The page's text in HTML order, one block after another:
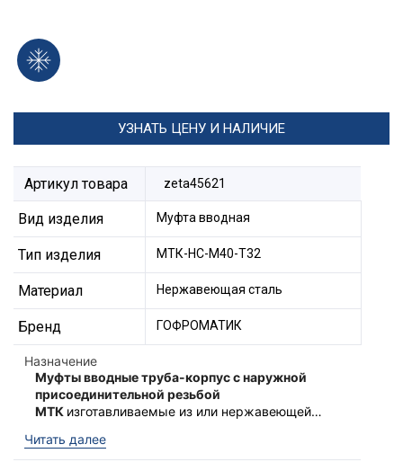
УЗНАТЬ ЦЕНУ И НАЛИЧИЕ
Артикул товара zeta45621
Вид изделия Муфта вводная
Тип изделия МТК-НС-М40-Т32
Материал Нержавеющая сталь
Бренд ГОФРОМАТИК
Назначение
Муфты вводные труба-корпус с наружной
присоединительной резьбой
МТК изготавливаемые из или нержавеющей
металлической трубы в оболочки
электротехнических устройств (корпуса,
Муфты обладают повышенной степенью
Читать далее